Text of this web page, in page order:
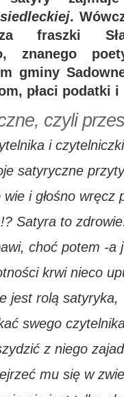
.
fraszki
znanego
gminy
płaci podatki
czyli
i czytelniczki
satyryczne
i głośno wręcz
Satyra to
choć potem -a
krwi nieco
jest rolą satyryka,
swego
z niego
mu się w